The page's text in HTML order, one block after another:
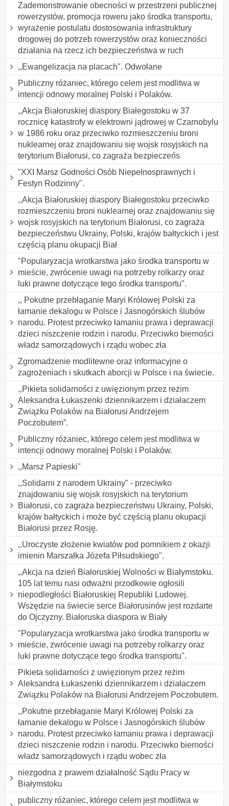
Zademonstrowanie obecności w przestrzeni publicznej
rowerzystów, promocja roweru jako środka transportu,
wyrażenie postulatu dostosowania infrastruktury
drogowej do potrzeb rowerzystów oraz konieczności
działania na rzecz ich bezpieczeństwa w ruch
,,Ewangelizacja na placach". Odwołane
Publiczny różaniec, którego celem jest modlitwa w
intencji odnowy moralnej Polski i Polaków.
,,Akcja Białoruskiej diaspory Białegostoku w 37
rocznicę katastrofy w elektrowni jądrowej w Czarnobylu
w 1986 roku oraz przeciwko rozmieszczeniu broni
nuklearnej oraz znajdowaniu się wojsk rosyjskich na
terytorium Białorusi, co zagraża bezpieczeńs
"XXI Marsz Godności Osób Niepełnosprawnych i
Festyn Rodzinny".
,,Akcja Białoruskiej diaspory Białegostoku przeciwko
rozmieszczeniu broni nuklearnej oraz znajdowaniu się
wojsk rosyjskich na terytorium Białorusi, co zagraża
bezpieczeństwu Ukrainy, Polski, krajów bałtyckich i jest
częścią planu okupacji Biał
"Popularyzacja wrotkarstwa jako środka transportu w
mieście, zwrócenie uwagi na potrzeby rolkarzy oraz
luki prawne dotyczące tego środka transportu".
,, Pokutne przebłaganie Maryi Królowej Polski za
łamanie dekalogu w Polsce i Jasnogórskich ślubów
narodu. Protest przeciwko łamaniu prawa i deprawacji
dzieci niszczenie rodzin i narodu. Przeciwko bierności
władz samorządowych i rządu wobec zła
Zgromadzenie modlitewne oraz informacyjne o
zagrożeniach i skutkach aborcji w Polsce i na świecie.
,,Pikieta solidarności z uwięzionym przez reżim
Aleksandra Łukaszenki dziennikarzem i działaczem
Związku Polaków na Białorusi Andrzejem
Poczobutem”.
Publiczny różaniec, którego celem jest modlitwa w
intencji odnowy moralnej Polski i Polaków.
,,Marsz Papieski"
,,Solidarni z narodem Ukrainy" - przeciwko
znajdowaniu się wojsk rosyjskich na terytorium
Białorusi, co zagraża bezpieczeństwu Ukrainy, Polski,
krajów bałtyckich i może być częścią planu okupacji
Białorusi przez Rosję.
,,Uroczyste złożenie kwiatów pod pomnikiem z okazji
imienin Marszałka Józefa Piłsudskiego".
,,Akcja na dzień Białoruskiej Wolności w Białymstoku.
105 lat temu nasi odważni przodkowie ogłosili
niepodległości Białoruskiej Republiki Ludowej.
Wszędzie na świecie serce Białorusinów jest rozdarte
do Ojczyzny. Białoruska diaspora w Biały
"Popularyzacja wrotkarstwa jako środka transportu w
mieście, zwrócenie uwagi na potrzeby rolkarzy oraz
luki prawne dotyczące tego środka transportu".
Pikieta solidarności z uwięzionym przez reżim
Aleksandra Łukaszenki dziennikarzem i działaczem
Związku Polaków na Białorusi Andrzejem Poczobutem.
,,Pokutne przebłaganie Maryi Królowej Polski za
łamanie dekalogu w Polsce i Jasnogórskich ślubów
narodu. Protest przeciwko łamaniu prawa i deprawacji
dzieci niszczenie rodzin i narodu. Przeciwko bierności
władz samorządowych i rządu wobec zła
niezgodna z prawem działalność Sądu Pracy w
Białymstoku
publiczny różaniec, którego celem jest modlitwa w